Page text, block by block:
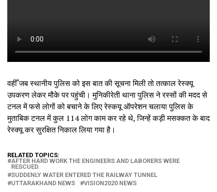
वहीँ जब स्थानीय पुलिस को इस बात की सूचना मिली तो तत्काल रेस्क्यू
उपकरण लेकर मौके पर पहुंची। मुनिकीरेती थाना पुलिस ने रस्सों की मदद से
टनल में फसे लोगों को बचाने के लिए रेस्कयू ऑपरेशन चलाया पुलिस के
मुताबिक टनल में कुल 114 लोग काम कर रहे थे, जिन्हें कड़ी मसक्कत के बाद
रेस्क्यू कर सुरक्षित निकाल लिया गया है।
RELATED TOPICS:
AFTER HARD WORK THE ENGINEERS AND LABORERS WERE
RESCUED.
SUDDENLY WATER ENTERED THE RAILWAY TUNNEL
UTTARAKHAND NEWS
VISION2020 NEWS